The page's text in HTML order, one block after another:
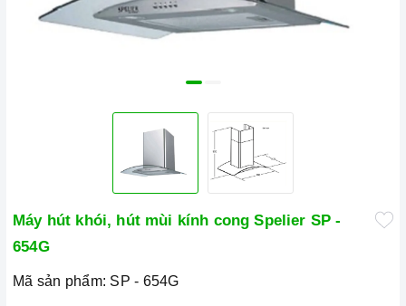
Máy hút khói, hút mùi kính cong Spelier SP -
654G
Mã sản phẩm: SP - 654G